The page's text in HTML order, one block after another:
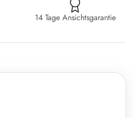
14 Tage Ansichtsgarantie